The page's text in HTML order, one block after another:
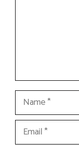
Name
Email